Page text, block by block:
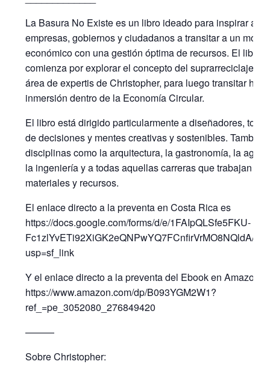
La Basura No Existe es un libro ideado para inspirar a
empresas, gobiernos y ciudadanos a transitar a un
económico con una gestión óptima de recursos. El libro
comienza por explorar el concepto del suprarreciclaje,
área de expertis de Christopher, para luego transitar
inmersión dentro de la Economía Circular.
El libro está dirigido particularmente a diseñadores,
de decisiones y mentes creativas y sostenibles.
disciplinas como la arquitectura, la gastronomía, la
la ingeniería y a todas aquellas carreras que trabajan con
materiales y recursos.
El enlace directo a la preventa en Costa Rica es
https://docs.google.com/forms/d/e/1FAIpQLSfe5FKU-
Fc1zlYvETi92XiGK2eQNPwYQ7FCnfirVrMO8NQldA/
usp=sf_link
Y el enlace directo a la preventa del Ebook en Amazon
https://www.amazon.com/dp/B093YGM2W1?
ref_=pe_3052080_276849420
———
Sobre Christopher: